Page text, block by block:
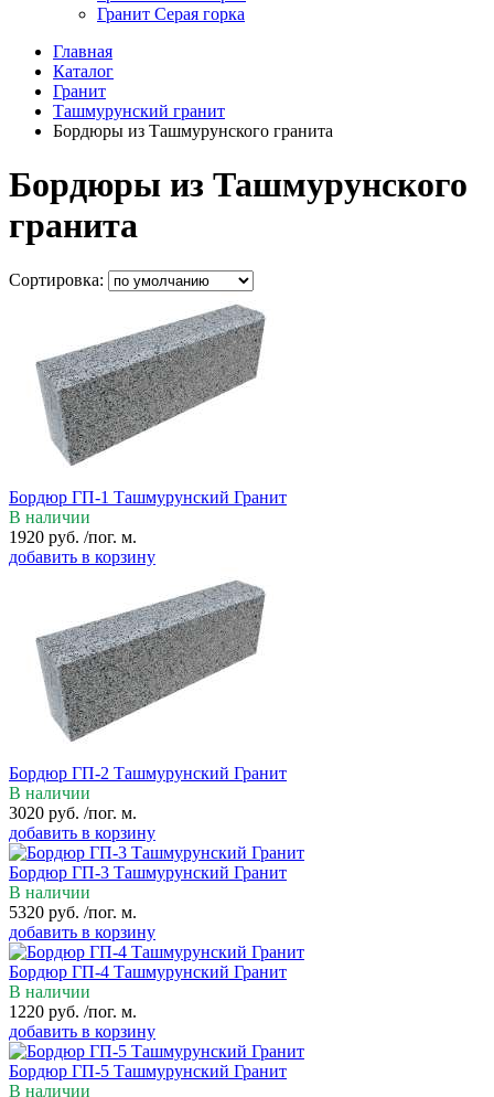
Гранит Серая горка
Главная
Каталог
Гранит
Ташмурунский гранит
Бордюры из Ташмурунского гранита
Бордюры из Ташмурунского
гранита
Сортировка:
Бордюр ГП-1 Ташмурунский Гранит
В наличии
1920 руб. /пог. м.
добавить в корзину
Бордюр ГП-2 Ташмурунский Гранит
В наличии
3020 руб. /пог. м.
добавить в корзину
Бордюр ГП-3 Ташмурунский Гранит
В наличии
5320 руб. /пог. м.
добавить в корзину
Бордюр ГП-4 Ташмурунский Гранит
В наличии
1220 руб. /пог. м.
добавить в корзину
Бордюр ГП-5 Ташмурунский Гранит
В наличии